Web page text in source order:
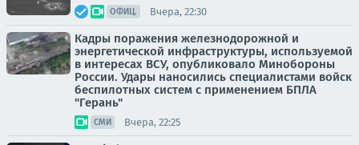
ОФИЦ. Вчера, 22:30
Кадры поражения железнодорожной и
энергетической инфраструктуры, используемой
в интересах ВСУ, опубликовало Минобороны
России. Удары наносились специалистами войск
беспилотных систем с применением БПЛА
"Герань"
СМИ Вчера, 22:25